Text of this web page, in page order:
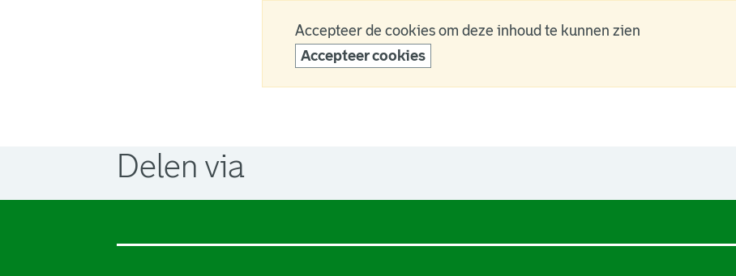
Accepteer de cookies om deze inhoud te kunnen zien
Accepteer cookies
Delen via